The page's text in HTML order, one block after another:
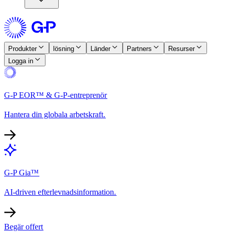
Produkter​​ lösning​​ Länder​​ Partners​​
Resurser​​
Logga in​​
G-P EOR™ & G-P-entreprenör​​
Hantera din globala arbetskraft.​​
G-P Gia™​​
AI-driven efterlevnadsinformation.​​
Begär offert​​